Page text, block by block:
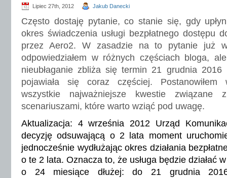
Lipiec 27th, 2012 Jakub Danecki
Często dostaję pytanie, co stanie się, gdy
okres świadczenia usługi bezpłatnego dostępu
przez Aero2. W zasadzie na to pytanie już
odpowiedziałem w różnych częściach bloga,
nieubłaganie zbliża się termin 21 grudnia
pojawiała się coraz częściej. Postanowiłem
wszystkie najważniejsze kwestie
scenariuszami, które warto wziąć pod uwagę.
Aktualizacja: 4 września 2012 Urząd
decyzję odsuwającą o 2 lata moment
jednocześnie wydłużając okres działania
o te 2 lata. Oznacza to, że usługa będzie działać
o 24 miesiące dłużej: do 21 grudnia